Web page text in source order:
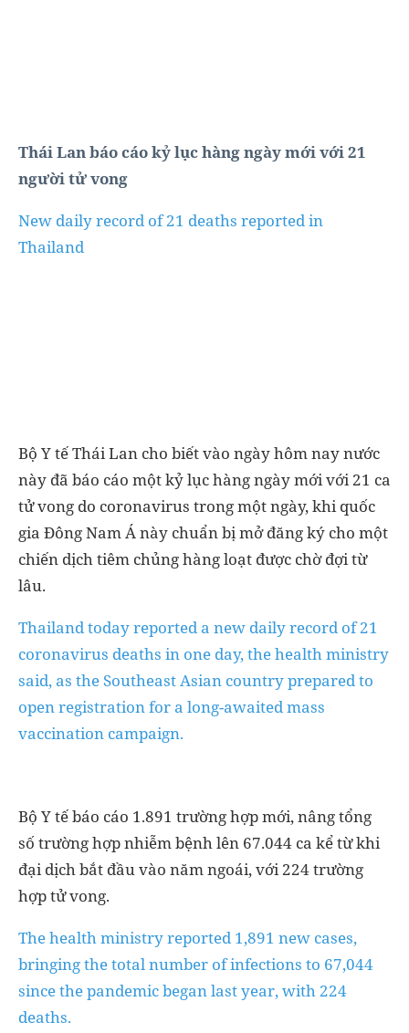
Thái Lan báo cáo kỷ lục hàng ngày mới với 21
người tử vong
New daily record of 21 deaths reported in
Thailand
Bộ Y tế Thái Lan cho biết vào ngày hôm nay nước
này đã báo cáo một kỷ lục hàng ngày mới với 21 ca
tử vong do coronavirus trong một ngày, khi quốc
gia Đông Nam Á này chuẩn bị mở đăng ký cho một
chiến dịch tiêm chủng hàng loạt được chờ đợi từ
lâu.
Thailand today reported a new daily record of 21
coronavirus deaths in one day, the health ministry
said, as the Southeast Asian country prepared to
open registration for a long-awaited mass
vaccination campaign.
Bộ Y tế báo cáo 1.891 trường hợp mới, nâng tổng
số trường hợp nhiễm bệnh lên 67.044 ca kể từ khi
đại dịch bắt đầu vào năm ngoái, với 224 trường
hợp tử vong.
The health ministry reported 1,891 new cases,
bringing the total number of infections to 67,044
since the pandemic began last year, with 224
deaths.